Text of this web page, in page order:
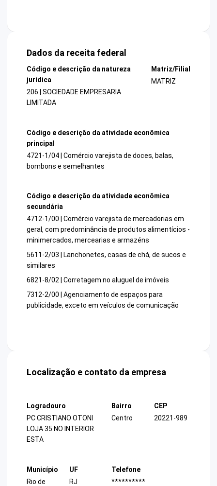
Dados da receita federal
Código e descrição da natureza
jurídica
206 | SOCIEDADE EMPRESARIA
LIMITADA
Matriz/Filial
MATRIZ
Código e descrição da atividade econômica
principal
4721-1/04 | Comércio varejista de doces, balas,
bombons e semelhantes
Código e descrição da atividade econômica
secundária
4712-1/00 | Comércio varejista de mercadorias em
geral, com predominância de produtos alimentícios -
minimercados, mercearias e armazéns
5611-2/03 | Lanchonetes, casas de chá, de sucos e
similares
6821-8/02 | Corretagem no aluguel de imóveis
7312-2/00 | Agenciamento de espaços para
publicidade, exceto em veículos de comunicação
Localização e contato da empresa
Logradouro
PC CRISTIANO OTONI
LOJA 35 NO INTERIOR
ESTA
Bairro
Centro
CEP
20221-989
Município
Rio de
UF
RJ
Telefone
**********